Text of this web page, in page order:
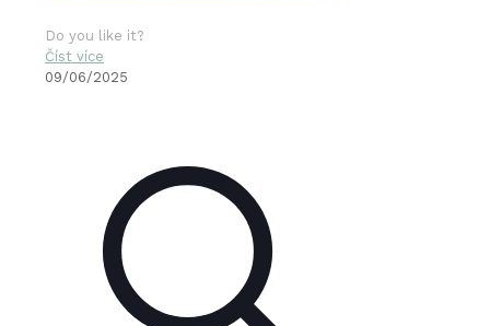
Do you like it?
Číst více
09/06/2025